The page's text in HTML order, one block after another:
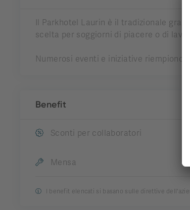
Il Parkhotel Laurin è il tradizionale
scelta per soggiorni di piacere o di
Numerosi eventi e iniziative riempiono
Benefit
Sconti per collaboratori
Mensa
I benefit elencati si basano sulle direttive